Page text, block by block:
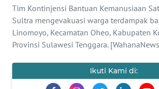
Tim Kontinjensi Bantuan Kemanusiaan
Sultra mengevakuasi warga terdampak
Linomoyo, Kecamatan Oheo, Kabupaten
Provinsi Sulawesi Tenggara.
Ikuti Kami di:
INFO
IKLAN